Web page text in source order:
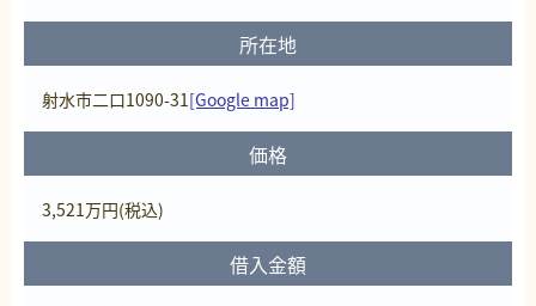
所在地
射水市二口1090-31[Google map]
価格
3,521万円(税込)
借入金額